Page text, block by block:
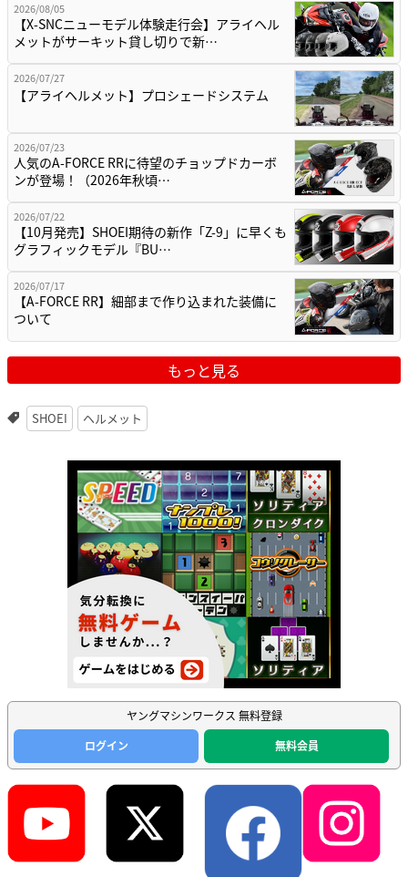
2026/08/05
【X-SNCニューモデル体験走行会】アライヘル
メットがサーキット貸し切りで新…
2026/07/27
【アライヘルメット】プロシェードシステム
2026/07/23
人気のA-FORCE RRに待望のチョップドカーボ
ンが登場！（2026年秋頃…
2026/07/22
【10月発売】SHOEI期待の新作「Z-9」に早くも
グラフィックモデル『BU…
2026/07/17
【A-FORCE RR】細部まで作り込まれた装備に
ついて
もっと見る
SHOEI ヘルメット
ヤングマシンワークス 無料登録
ログイン
無料会員